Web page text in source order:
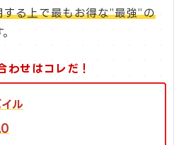
る上で最もお得な”最強”の
わせはコレだ！
ル